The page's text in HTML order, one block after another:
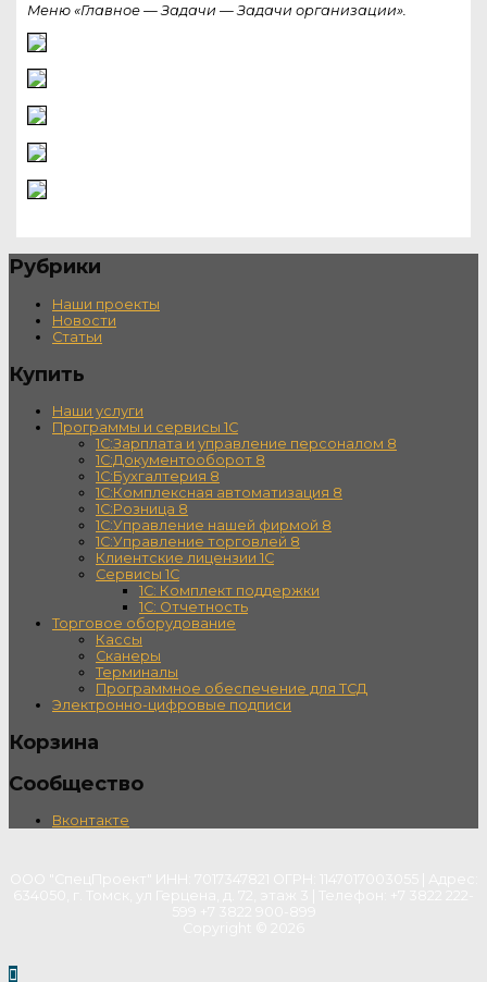
Меню «Главное — Задачи — Задачи организации».
Рубрики
Наши проекты
Новости
Статьи
Купить
Наши услуги
Программы и сервисы 1С
1С:Зарплата и управление персоналом 8
1С:Документооборот 8
1С:Бухгалтерия 8
1С:Комплексная автоматизация 8
1С:Розница 8
1С:Управление нашей фирмой 8
1С:Управление торговлей 8
Клиентские лицензии 1С
Сервисы 1С
1С: Комплект поддержки
1С: Отчетность
Торговое оборудование
Кассы
Сканеры
Терминалы
Программное обеспечение для ТСД
Электронно-цифровые подписи
Корзина
Сообщество
Вконтакте
Пролистать